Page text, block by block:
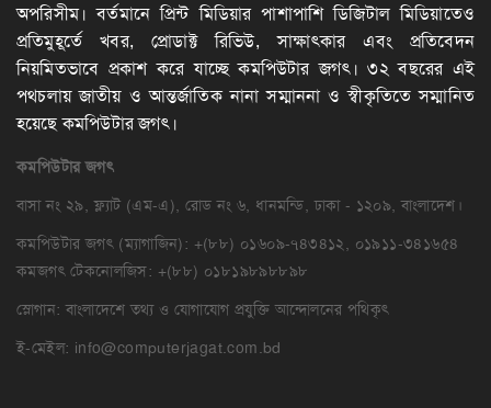
অপরিসীম। বর্তমানে প্রিন্ট মিডিয়ার পাশাপাশি ডিজিটাল মিডিয়াতেও
প্রতিমুহূর্তে খবর, প্রোডাক্ট রিভিউ, সাক্ষাৎকার এবং প্রতিবেদন
নিয়মিতভাবে প্রকাশ করে যাচ্ছে কমপিউটার জগৎ। ৩২ বছরের এই
পথচলায় জাতীয় ও আন্তর্জাতিক নানা সম্মাননা ও স্বীকৃতিতে সম্মানিত
হয়েছে কমপিউটার জগৎ।
কমপিউটারজগৎ
বাসা নং ২৯, ফ্ল্যাট (এম-এ), রোড নং ৬, ধানমন্ডি, ঢাকা - ১২০৯, বাংলাদেশ।
কমপিউটার জগৎ (ম্যাগাজিন): +(৮৮) ০১৬০৯-৭৪৩৪১২, ০১৯১১-৩৪১৬৫৪
কমজগৎ টেকনোলজিস: +(৮৮) ০১৮১৯৮৯৮৮৯৮
স্লোগান: বাংলাদেশে তথ্য ও যোগাযোগ প্রযুক্তি আন্দোলনের পথিকৃৎ
ই-মেইল: info@computerjagat.com.bd